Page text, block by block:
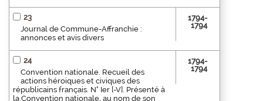
23
Journal de Commune-Affranchie :
annonces et avis divers
1794-
1794
24
Convention nationale. Recueil des
actions héroiques et civiques des
républicains français. N° Ier [-V]. Présenté à
la Convention nationale, au nom de son
1794-
1794